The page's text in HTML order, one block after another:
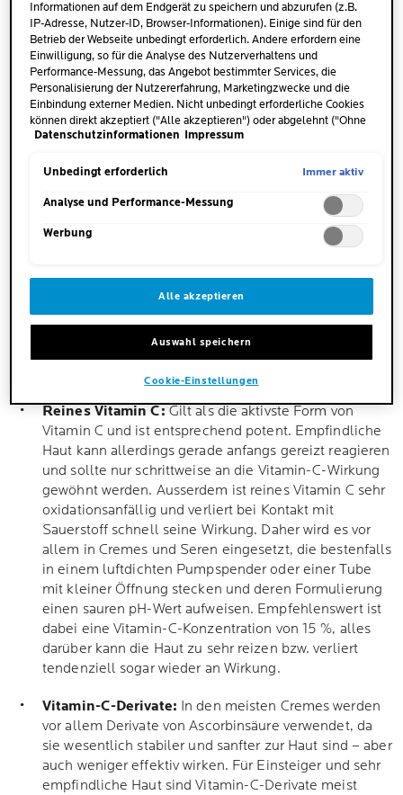
WAS ENTHÄLT VITAMIN C?
Vitamin C ist vor allem in frischem Obst, wie Orangen oder
Mangos, und Gemüse, zum Beispiel in Paprika oder Spinat,
enthalten. Zudem gibt es mit Vitamin C angereicherte
Lebensmittel. Auch in verarbeiteten Lebensmitteln wird
Vitamin C beispielsweise als Antioxidationsmittel
E304, E315 sowie E316 erkennbar.
WELCHE FORMEN VON VITAMIN C WERDEN IN
DER HAUTPFLEGE EINGESETZT?
In Pflegeprodukten kommen verschiedene Formen von
Vitamin C zum Einsatz: entweder reines Vitamin C, auch
Ascorbinsäure oder L-Ascorbinsäure genannt, oder Vitamin-
C-Derivate wie Ascorbyl Glucoside, Ascorbyl Palmitate,
Ethyl Ascorbinsäure oder Magnesium Ascorbyl Phosphate.
Reines Vitamin C: Gilt als die aktivste Form von
Vitamin C und ist entsprechend potent. Empfindliche
Haut kann allerdings gerade anfangs gereizt reagieren
und sollte nur schrittweise an die Vitamin-C-Wirkung
gewöhnt werden. Ausserdem ist reines Vitamin C sehr
oxidationsanfällig und verliert bei Kontakt mit
Sauerstoff schnell seine Wirkung. Daher wird es vor
allem in Cremes und Seren eingesetzt, die bestenfalls
in einem luftdichten Pumpspender oder einer Tube
mit kleiner Öffnung stecken und deren Formulierung
einen sauren pH-Wert aufweisen. Empfehlenswert ist
dabei eine Vitamin-C-Konzentration von 15 %, alles
darüber kann die Haut zu sehr reizen bzw. verliert
tendenziell sogar wieder an Wirkung.
Vitamin-C-Derivate: In den meisten Cremes werden
vor allem Derivate von Ascorbinsäure verwendet, da
sie wesentlich stabiler und sanfter zur Haut sind – aber
auch weniger effektiv wirken. Für Einsteiger und sehr
empfindliche Haut sind Vitamin-C-Derivate meist
Informationen auf dem Endgerät zu speichern und abzurufen (z.B.
IP-Adresse, Nutzer-ID, Browser-Informationen). Einige sind für den
Betrieb der Webseite unbedingt erforderlich. Andere erfordern eine
Einwilligung, so für die Analyse des Nutzerverhaltens und
Performance-Messung, das Angebot bestimmter Services, die
Personalisierung der Nutzererfahrung, Marketingzwecke und die
Einbindung externer Medien. Nicht unbedingt erforderliche Cookies
können direkt akzeptiert ("Alle akzeptieren") oder abgelehnt ("Ohne
Einwilligung fortfahren") werden. Individuelle Anpassungen der
speichern"). Die Auswahl kann jederzeit unter dem Link "Cookie-
unsere Datenschutzinformationen.
Datenschutzinformationen Impressum
Unbedingt erforderlich Immer aktiv
Analyse und Performance-Messung
Werbung
Alle akzeptieren
Auswahl speichern
Cookie-Einstellungen